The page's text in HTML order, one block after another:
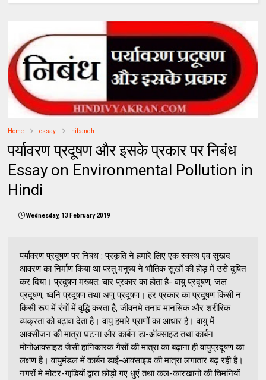
Home essay nibandh
पर्यावरण प्रदूषण और इसके प्रकार पर निबंध
Essay on Environmental Pollution in
Hindi
Wednesday, 13 February 2019
पर्यावरण प्रदूषण पर निबंध : प्रकृति ने हमारे लिए एक स्‍वस्‍थ एंव सुखद
आवरण का निर्माण किया था परंतु मनुष्‍य ने भौतिक सुखों की होड़ में उसे दूषित
कर दिया। प्रदूषण मख्‍यत: चार प्रकार का होता है- वायु प्रदूषण, जल
प्रदूषण, ध्‍वनि प्रदूषण तथा अणु प्रदूषण। हर प्रकार का प्रदूषण किसी न
किसी रूप में रंगों में वृद्धि करता है, जीवनमे तनाव मानसिक और शरीरिक
व्‍यक्रता को बढ़ावा देता है। वायु हमारे प्राणों का आधार है। वायु में
आक्‍सीजन की मात्रा घटना और कार्बन डा-ऑक्‍साइड तथा कार्बन
मोनोआक्‍साइड जैसी हानिकारक गैसों की मात्रा का बढ़ाना ही वायुप्रदूषण का
लक्षण है। वायुमंडल में कार्बन डाई-आक्‍साइड की मात्रा लगातार बढ़ रही है।
नगरों मे मोटर-गाडि़यों द्वारा छोड़ो गए धुएं तथा कल-कारखानो की चिमनियों